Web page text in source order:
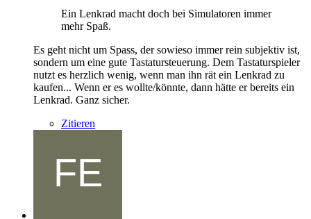
Ein Lenkrad macht doch bei Simulatoren immer
mehr Spaß.
Es geht nicht um Spass, der sowieso immer rein subjektiv ist,
sondern um eine gute Tastatursteuerung. Dem Tastaturspieler
nutzt es herzlich wenig, wenn man ihn rät ein Lenkrad zu
kaufen... Wenn er es wollte/könnte, dann hätte er bereits ein
Lenkrad. Ganz sicher.
Zitieren